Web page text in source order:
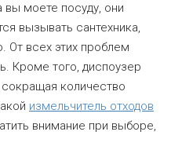
вы моете посуду, они
вызывать сантехника,
От всех этих проблем
Кроме того, диспоузер
сокращая количество
измельчитель отходов
внимание при выборе,